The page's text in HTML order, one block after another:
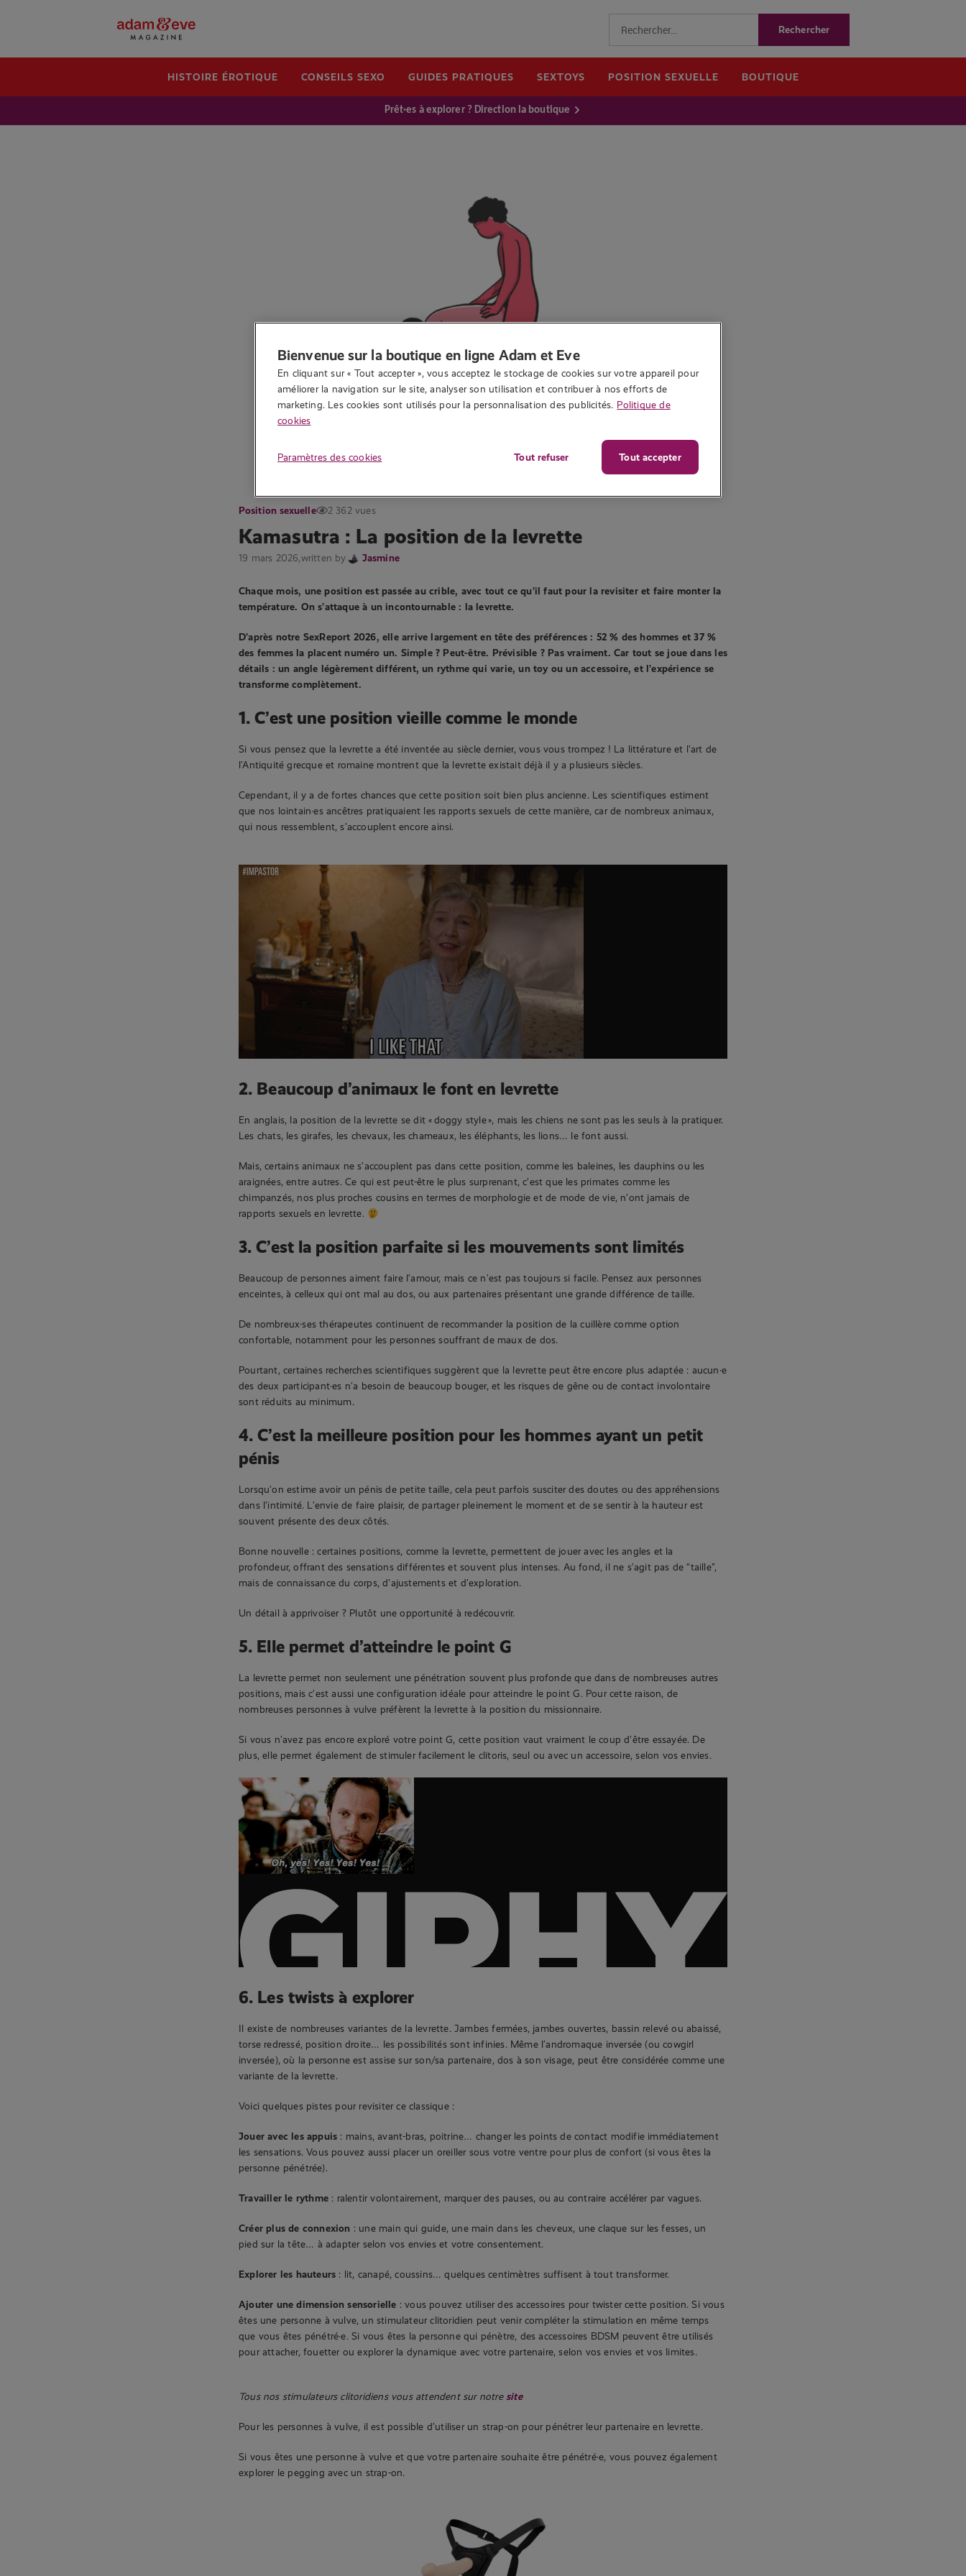
HISTOIRE ÉROTIQUE CONSEILS SEXO GUIDES PRATIQUES SEXTOYS POSITION SEXUELLE BOUTIQUE
Prêt·es à explorer ? Direction la boutique
Position sexuelle 2 362 vues
Kamasutra : La position de la levrette
19 mars 2026,written by Jasmine
Chaque mois, une position est passée au crible, avec tout ce qu’il faut pour la revisiter et faire monter la
température. On s’attaque à un incontournable : la levrette.
D’après notre SexReport 2026, elle arrive largement en tête des préférences : 52 % des hommes et 37 %
des femmes la placent numéro un. Simple ? Peut-être. Prévisible ? Pas vraiment. Car tout se joue dans les
détails : un angle légèrement différent, un rythme qui varie, un toy ou un accessoire, et l’expérience se
transforme complètement.
1. C’est une position vieille comme le monde
Si vous pensez que la levrette a été inventée au siècle dernier, vous vous trompez ! La littérature et l’art de
l’Antiquité grecque et romaine montrent que la levrette existait déjà il y a plusieurs siècles.
Cependant, il y a de fortes chances que cette position soit bien plus ancienne. Les scientifiques estiment
que nos lointain·es ancêtres pratiquaient les rapports sexuels de cette manière, car de nombreux animaux,
qui nous ressemblent, s’accouplent encore ainsi.
2. Beaucoup d’animaux le font en levrette
En anglais, la position de la levrette se dit « doggy style », mais les chiens ne sont pas les seuls à la pratiquer.
Les chats, les girafes, les chevaux, les chameaux, les éléphants, les lions… le font aussi.
Mais, certains animaux ne s’accouplent pas dans cette position, comme les baleines, les dauphins ou les
araignées, entre autres. Ce qui est peut-être le plus surprenant, c’est que les primates comme les
chimpanzés, nos plus proches cousins en termes de morphologie et de mode de vie, n’ont jamais de
rapports sexuels en levrette.
3. C’est la position parfaite si les mouvements sont limités
Beaucoup de personnes aiment faire l’amour, mais ce n’est pas toujours si facile. Pensez aux personnes
enceintes, à celleux qui ont mal au dos, ou aux partenaires présentant une grande différence de taille.
De nombreux·ses thérapeutes continuent de recommander la position de la cuillère comme option
confortable, notamment pour les personnes souffrant de maux de dos.
Pourtant, certaines recherches scientifiques suggèrent que la levrette peut être encore plus adaptée : aucun·e
des deux participant·es n’a besoin de beaucoup bouger, et les risques de gêne ou de contact involontaire
sont réduits au minimum.
4. C’est la meilleure position pour les hommes ayant un petit
pénis
Lorsqu’on estime avoir un pénis de petite taille, cela peut parfois susciter des doutes ou des appréhensions
dans l’intimité. L’envie de faire plaisir, de partager pleinement le moment et de se sentir à la hauteur est
souvent présente des deux côtés.
Bonne nouvelle : certaines positions, comme la levrette, permettent de jouer avec les angles et la
profondeur, offrant des sensations différentes et souvent plus intenses. Au fond, il ne s’agit pas de “taille”,
mais de connaissance du corps, d’ajustements et d’exploration.
Un détail à apprivoiser ? Plutôt une opportunité à redécouvrir.
5. Elle permet d’atteindre le point G
La levrette permet non seulement une pénétration souvent plus profonde que dans de nombreuses autres
positions, mais c’est aussi une configuration idéale pour atteindre le point G. Pour cette raison, de
nombreuses personnes à vulve préfèrent la levrette à la position du missionnaire.
Si vous n’avez pas encore exploré votre point G, cette position vaut vraiment le coup d’être essayée. De
plus, elle permet également de stimuler facilement le clitoris, seul ou avec un accessoire, selon vos envies.
6. Les twists à explorer
Il existe de nombreuses variantes de la levrette. Jambes fermées, jambes ouvertes, bassin relevé ou abaissé,
torse redressé, position droite… les possibilités sont infinies. Même l’andromaque inversée (ou cowgirl
inversée), où la personne est assise sur son/sa partenaire, dos à son visage, peut être considérée comme une
variante de la levrette.
Voici quelques pistes pour revisiter ce classique :
Jouer avec les appuis : mains, avant-bras, poitrine… changer les points de contact modifie immédiatement
les sensations. Vous pouvez aussi placer un oreiller sous votre ventre pour plus de confort (si vous êtes la
personne pénétrée).
Travailler le rythme : ralentir volontairement, marquer des pauses, ou au contraire accélérer par vagues.
Créer plus de connexion : une main qui guide, une main dans les cheveux, une claque sur les fesses, un
pied sur la tête… à adapter selon vos envies et votre consentement.
Explorer les hauteurs : lit, canapé, coussins… quelques centimètres suffisent à tout transformer.
Ajouter une dimension sensorielle : vous pouvez utiliser des accessoires pour twister cette position. Si vous
êtes une personne à vulve, un stimulateur clitoridien peut venir compléter la stimulation en même temps
que vous êtes pénétré·e. Si vous êtes la personne qui pénètre, des accessoires BDSM peuvent être utilisés
pour attacher, fouetter ou explorer la dynamique avec votre partenaire, selon vos envies et vos limites.
Tous nos stimulateurs clitoridiens vous attendent sur notresite
Pour les personnes à vulve, il est possible d’utiliser un strap-on pour pénétrer leur partenaire en levrette.
Si vous êtes une personne à vulve et que votre partenaire souhaite être pénétré·e, vous pouvez également
explorer le pegging avec un strap-on.
Bienvenue sur la boutique en ligne Adam et Eve
En cliquant sur « Tout accepter », vous acceptez le stockage de cookies sur votre appareil pour
améliorer la navigation sur le site, analyser son utilisation et contribuer à nos efforts de
marketing. Les cookies sont utilisés pour la personnalisation des publicités. Politique de
cookies
Paramètres des cookies Tout refuser Tout accepter